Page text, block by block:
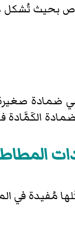
تُشكل
ضمادة
مُفيدة في